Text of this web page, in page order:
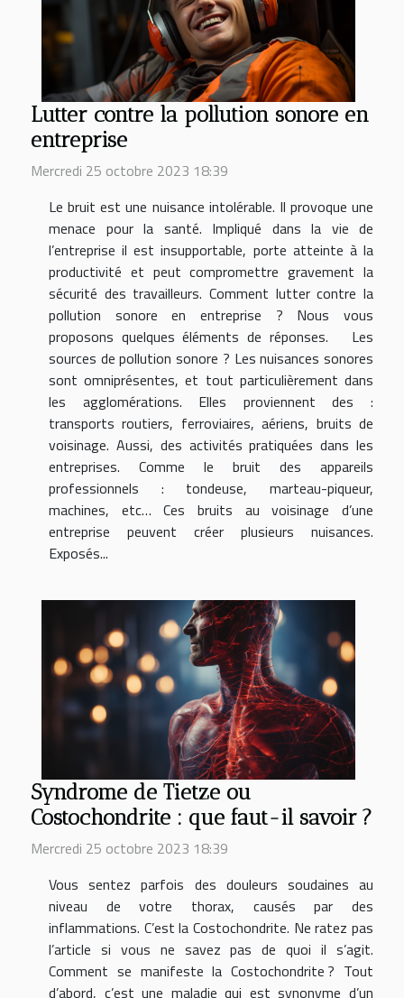
Lutter contre la pollution sonore en
entreprise
Mercredi 25 octobre 2023 18:39
Le bruit est une nuisance intolérable. Il provoque une
menace pour la santé. Impliqué dans la vie de
l’entreprise il est insupportable, porte atteinte à la
productivité et peut compromettre gravement la
sécurité des travailleurs. Comment lutter contre la
pollution sonore en entreprise ? Nous vous
proposons quelques éléments de réponses. Les
sources de pollution sonore ? Les nuisances sonores
sont omniprésentes, et tout particulièrement dans
les agglomérations. Elles proviennent des :
transports routiers, ferroviaires, aériens, bruits de
voisinage. Aussi, des activités pratiquées dans les
entreprises. Comme le bruit des appareils
professionnels : tondeuse, marteau-piqueur,
machines, etc… Ces bruits au voisinage d’une
entreprise peuvent créer plusieurs nuisances.
Exposés...
Syndrome de Tietze ou
Costochondrite : que faut-il savoir ?
Mercredi 25 octobre 2023 18:39
Vous sentez parfois des douleurs soudaines au
niveau de votre thorax, causés par des
inflammations. C’est la Costochondrite. Ne ratez pas
l’article si vous ne savez pas de quoi il s’agit.
Comment se manifeste la Costochondrite ? Tout
d’abord, c’est une maladie qui est synonyme d’un